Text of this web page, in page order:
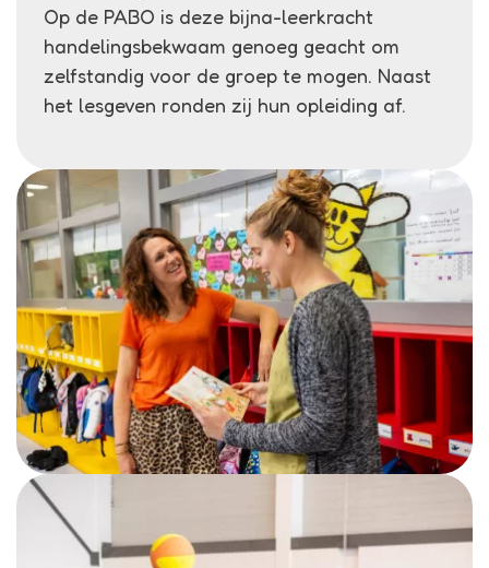
Op de PABO is deze bijna-leerkracht
handelingsbekwaam genoeg geacht om
zelfstandig voor de groep te mogen. Naast
het lesgeven ronden zij hun opleiding af.